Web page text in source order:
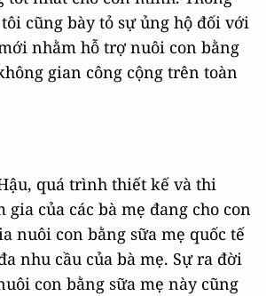
cũng bày tỏ sự ủng hộ đối với
nhằm hỗ trợ nuôi con bằng
gian công cộng trên toàn
quá trình thiết kế và thi
gia của các bà mẹ đang cho con
nuôi con bằng sữa mẹ quốc tế
nhu cầu của bà mẹ. Sự ra đời
con bằng sữa mẹ này cũng